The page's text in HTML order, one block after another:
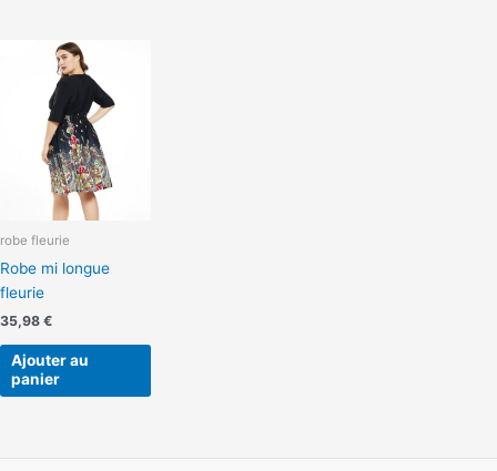
robe fleurie
Robe mi longue
fleurie
35,98 €
Ajouter au
panier